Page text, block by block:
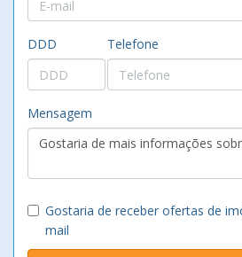
DDD Telefone
Mensagem
Gostaria de receber ofertas de
mail